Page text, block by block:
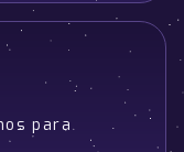
para